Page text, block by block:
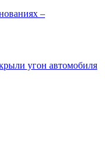
–
угон автомобиля